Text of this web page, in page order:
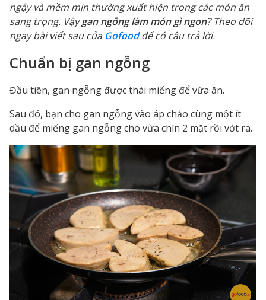
ngậy và mềm mịn thường xuất hiện trong các món ăn
sang trọng. Vậygan ngỗng làm món gì ngon? Theo dõi
ngay bài viết sau của Gofoodđể có câu trả lời.
Chuẩn bị gan ngỗng
Đầu tiên, gan ngỗng được thái miếng để vừa ăn.
Sau đó, bạn cho gan ngỗng vào áp chảo cùng một ít
dầu để miếng gan ngỗng cho vừa chín 2 mặt rồi vớt ra.